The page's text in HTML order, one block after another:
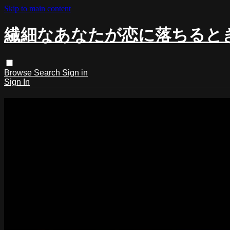
Skip to main content
繊細なあなたが恋に落ちると
Browse Search Sign in
Sign In